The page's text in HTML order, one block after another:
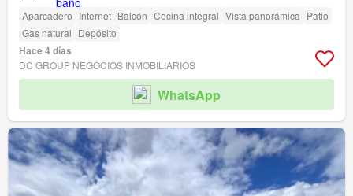
Aparcadero Internet Balcón Cocina integral Vista panorámica Patio
Gas natural Depósito
Hace 4 días
DC GROUP NEGOCIOS INMOBILIARIOS
WhatsApp